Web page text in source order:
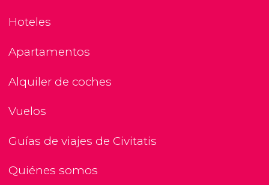
Hoteles
Apartamentos
Alquiler de coches
Vuelos
Guías de viajes de Civitatis
Quiénes somos